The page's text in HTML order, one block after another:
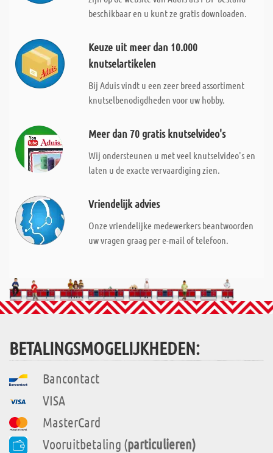
beschikbaar en u kunt ze gratis downloaden.
Keuze uit meer dan 10.000
knutselartikelen
Bij Aduis vindt u een zeer breed assortiment
knutselbenodigdheden voor uw hobby.
Meer dan 70 gratis knutselvideo's
Wij ondersteunen u met veel knutselvideo's en
laten u de exacte vervaardiging zien.
Vriendelijk advies
Onze vriendelijke medewerkers beantwoorden
uw vragen graag per e-mail of telefoon.
BETALINGSMOGELIJKHEDEN:
Bancontact
VISA
MasterCard
Vooruitbetaling (particulieren)